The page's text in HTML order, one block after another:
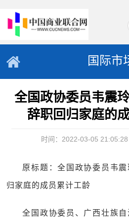
国际市
全国政协委员韦震
辞职回归家庭的
时间：2022-03-05 21:05:28
原标题：全国政协委员韦
归家庭的成员累计工龄
全国政协委员、广西壮族